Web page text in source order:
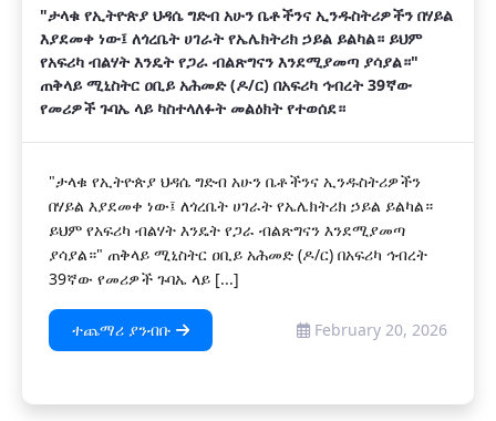
"ታላቁ የኢትዮጵያ ህዳሴ ግድብ አሁን ቤቶችንና ኢንዱስትሪዎችን በሃይል
እያደመቀ ነው፤ ለጎረቤት ሀገራት የኤሌክትሪክ ኃይል ይልካል። ይህም
የአፍሪካ ብልሃት እንዴት የጋራ ብልጽግናን እንደሚያመጣ ያሳያል።"
ጠቅላይ ሚኒስትር ዐቢይ አሕመድ (ዶ/ር) በአፍሪካ ኅብረት 39ኛው
የመሪዎች ጉባኤ ላይ ካስተላለፉት መልዕክት የተወሰደ።
"ታላቁ የኢትዮጵያ ህዳሴ ግድብ አሁን ቤቶችንና ኢንዱስትሪዎችን
በሃይል እያደመቀ ነው፤ ለጎረቤት ሀገራት የኤሌክትሪክ ኃይል ይልካል።
ይህም የአፍሪካ ብልሃት እንዴት የጋራ ብልጽግናን እንደሚያመጣ
ያሳያል።" ጠቅላይ ሚኒስትር ዐቢይ አሕመድ (ዶ/ር) በአፍሪካ ኅብረት
39ኛው የመሪዎች ጉባኤ ላይ [...]
ተጨማሪ ያንብቡ February 20, 2026